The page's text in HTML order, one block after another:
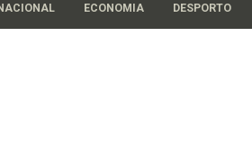
ECONOMIA DESPORTO